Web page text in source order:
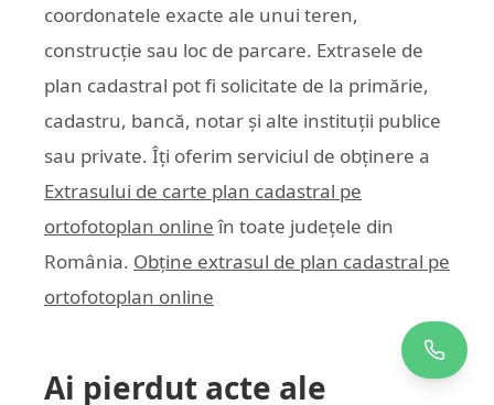
coordonatele exacte ale unui teren,
construcție sau loc de parcare. Extrasele de
plan cadastral pot fi solicitate de la primărie,
cadastru, bancă, notar și alte instituții publice
sau private. Îți oferim serviciul de obținere a
Extrasului de carte plan cadastral pe
ortofotoplan online în toate județele din
România. Obține extrasul de plan cadastral pe
ortofotoplan online
Ai pierdut acte ale